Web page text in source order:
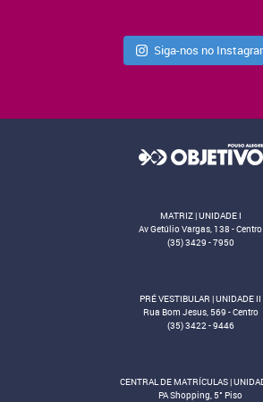
Siga-nos no
MATRIZ | UNIDADE I
Av Getúlio Vargas, 138 - Centro
(35) 3429 - 7950
PRÉ VESTIBULAR | UNIDADE II
Rua Bom Jesus, 569 - Centro
(35) 3422 - 9446
CENTRAL DE MATRÍCULAS |
PA Shopping, 5° Piso